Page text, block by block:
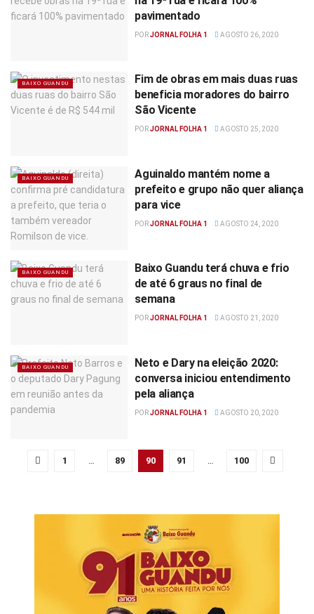
pavimentado
PORJORNAL FOLHA 1 AGOSTO 26, 2020
BAIXO GUANDU
Fim de obras em mais duas ruas
beneficia moradores do bairro
São Vicente
PORJORNAL FOLHA 1 AGOSTO 25, 2020
BAIXO GUANDU
Aguinaldo mantém nome a
prefeito e grupo não quer aliança
para vice
PORJORNAL FOLHA 1 AGOSTO 24, 2020
BAIXO GUANDU
Baixo Guandu terá chuva e frio
de até 6 graus no final de
semana
PORJORNAL FOLHA 1 AGOSTO 21, 2020
BAIXO GUANDU
Neto e Dary na eleição 2020:
conversa iniciou entendimento
pela aliança
PORJORNAL FOLHA 1 AGOSTO 20, 2020
1 … 89 90 91 … 100